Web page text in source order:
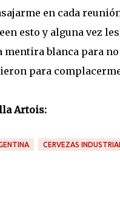
en cada
esto y alguna vez
mentira blanca para
para
Artois:
CERVEZAS